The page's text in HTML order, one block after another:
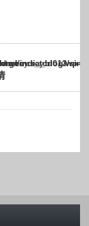
wp-content/themes/